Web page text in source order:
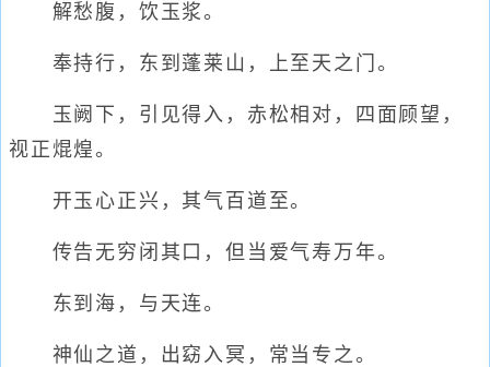
解愁腹，饮玉浆。
奉持行，东到蓬莱山，上至天之门。
玉阙下，引见得入，赤松相对，四面顾望，
视正焜煌。
开玉心正兴，其气百道至。
传告无穷闭其口，但当爱气寿万年。
东到海，与天连。
神仙之道，出窈入冥，常当专之。